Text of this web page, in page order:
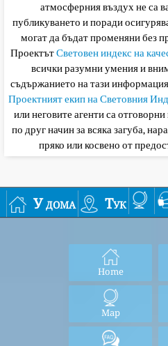
атмосферния въздух не са
публикуването и поради
могат да бъдат променяни без
ПроектътСветовен индекс на
всички разумни умения и
съдържанието на тази
Проектният екип на Световния
или неговите агенти са
по друг начин за всяка загуба,
пряко или косвено от
У дома Тук
Home
Map